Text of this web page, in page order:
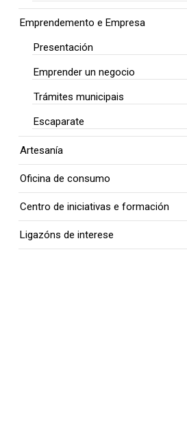
Emprendemento e Empresa
Presentación
Emprender un negocio
Trámites municipais
Escaparate
Artesanía
Oficina de consumo
Centro de iniciativas e formación
Ligazóns de interese